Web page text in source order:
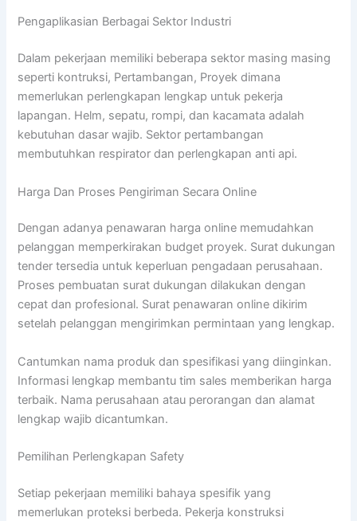
Pengaplikasian Berbagai Sektor Industri
Dalam pekerjaan memiliki beberapa sektor masing masing
seperti kontruksi, Pertambangan, Proyek dimana
memerlukan perlengkapan lengkap untuk pekerja
lapangan. Helm, sepatu, rompi, dan kacamata adalah
kebutuhan dasar wajib. Sektor pertambangan
membutuhkan respirator dan perlengkapan anti api.
Harga Dan Proses Pengiriman Secara Online
Dengan adanya penawaran harga online memudahkan
pelanggan memperkirakan budget proyek. Surat dukungan
tender tersedia untuk keperluan pengadaan perusahaan.
Proses pembuatan surat dukungan dilakukan dengan
cepat dan profesional. Surat penawaran online dikirim
setelah pelanggan mengirimkan permintaan yang lengkap.
Cantumkan nama produk dan spesifikasi yang diinginkan.
Informasi lengkap membantu tim sales memberikan harga
terbaik. Nama perusahaan atau perorangan dan alamat
lengkap wajib dicantumkan.
Pemilihan Perlengkapan Safety
Setiap pekerjaan memiliki bahaya spesifik yang
memerlukan proteksi berbeda. Pekerja konstruksi